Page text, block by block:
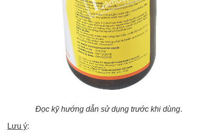
Đọc kỹ hướng dẫn sử dụng trước khi dùng.
Lưu ý: